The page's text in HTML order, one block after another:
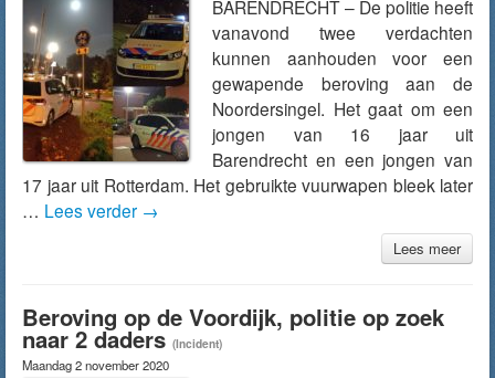
BARENDRECHT – De politie heeft
vanavond twee verdachten
kunnen aanhouden voor een
gewapende beroving aan de
Noordersingel. Het gaat om een
jongen van 16 jaar uit
Barendrecht en een jongen van
17 jaar uit Rotterdam. Het gebruikte vuurwapen bleek later
… Lees verder →
Lees meer
Beroving op de Voordijk, politie op zoek
naar 2 daders (Incident)
Maandag 2 november 2020